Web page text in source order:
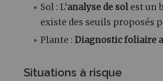
Sol : L’analyse de sol est un
existe des seuils proposés
Plante :Diagnostic foliaire
Situations à risque